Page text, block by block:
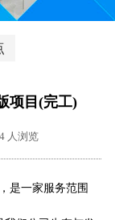
V3.0
优势
专栏
项目(完工)
人浏览
是一家服务范围